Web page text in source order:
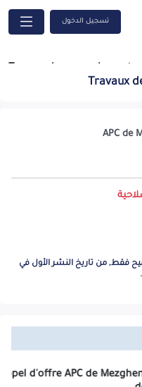
تسجيل الدخول
Travaux
APC de
فقط, من تاريخ النشر الأول في